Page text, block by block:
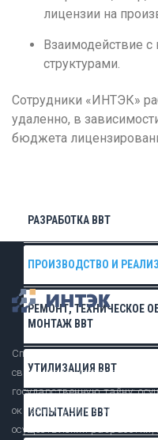
лицензии на
Взаимодействие
структурами.
Сотрудники «ИНТЭК»
удаленно, в
бюджета
РАЗРАБОТКА ВВТ
ПРОИЗВОДСТВО И
РЕМОНТ, ТЕХНИЧЕСКОЕ
МОНТАЖ ВВТ
УТИЛИЗАЦИЯ ВВТ
ИСПЫТАНИЕ ВВТ
Специалисты в области
связанной с
государственную тайну;
оказания услуг в области
осуществления
Сочи
Ставрополь
Т
Тамбов
Тверь
Тольятти
У
Улан-Удэ
Ульяновск
Уфа
Х
Хабаровск
Ч